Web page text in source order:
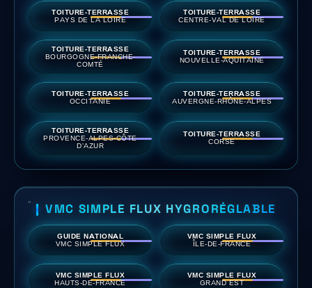
TOITURE-TERRASSE
PAYS DE LA LOIRE
TOITURE-TERRASSE
CENTRE-VAL DE LOIRE
TOITURE-TERRASSE
BOURGOGNE-FRANCHE-
COMTÉ
TOITURE-TERRASSE
NOUVELLE-AQUITAINE
TOITURE-TERRASSE
OCCITANIE
TOITURE-TERRASSE
AUVERGNE-RHÔNE-ALPES
TOITURE-TERRASSE
PROVENCE-ALPES-CÔTE
D'AZUR
TOITURE-TERRASSE
CORSE
VMC SIMPLE FLUX HYGRORÉGLABLE
GUIDE NATIONAL
VMC SIMPLE FLUX
VMC SIMPLE FLUX
ÎLE-DE-FRANCE
VMC SIMPLE FLUX
HAUTS-DE-FRANCE
VMC SIMPLE FLUX
GRAND EST